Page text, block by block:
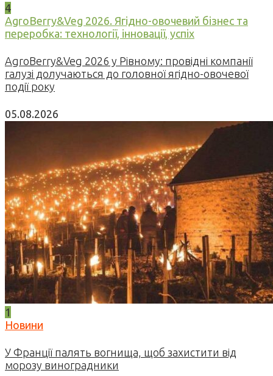
4
AgroBerry&Veg 2026. Ягідно-овочевий бізнес та
переробка: технології, інновації, успіх
AgroBerry&Veg 2026 у Рівному: провідні компанії
галузі долучаються до головної ягідно-овочевої
події року
05.08.2026
1
Новини
У Франції палять вогнища, щоб захистити від
морозу виноградники